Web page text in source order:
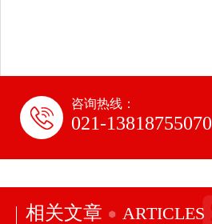
咨询热线：
021-13818755070
相关文章 ARTICLES